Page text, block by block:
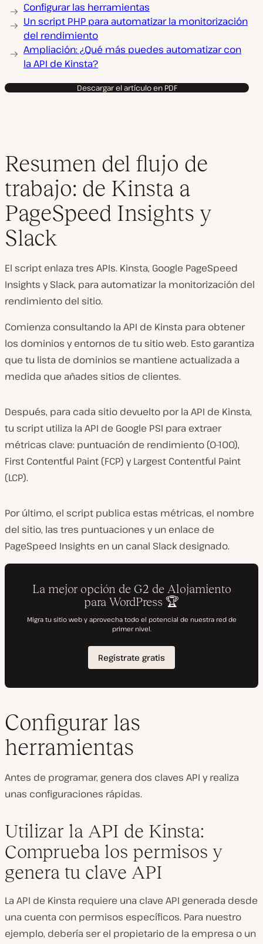
Configurar las herramientas
Un script PHP para automatizar la monitorización
del rendimiento
Ampliación: ¿Qué más puedes automatizar con
la API de Kinsta?
Descargar el artículo en PDF
Resumen del flujo de
trabajo: de Kinsta a
PageSpeed Insights y
Slack
El script enlaza tres APIs. Kinsta, Google PageSpeed
Insights y Slack, para automatizar la monitorización del
rendimiento del sitio.
Comienza consultando la API de Kinsta para obtener
los dominios y entornos de tu sitio web. Esto garantiza
que tu lista de dominios se mantiene actualizada a
medida que añades sitios de clientes.
Después, para cada sitio devuelto por la API de Kinsta,
tu script utiliza la API de Google PSI para extraer
métricas clave: puntuación de rendimiento (0–100),
First Contentful Paint (FCP) y Largest Contentful Paint
(LCP).
Por último, el script publica estas métricas, el nombre
del sitio, las tres puntuaciones y un enlace de
PageSpeed Insights en un canal Slack designado.
Configurar las
herramientas
Antes de programar, genera dos claves API y realiza
unas configuraciones rápidas.
Utilizar la API de Kinsta:
Comprueba los permisos y
genera tu clave API
La API de Kinsta requiere una clave API generada desde
una cuenta con permisos específicos. Para nuestro
ejemplo, debería ser el propietario de la empresa o un